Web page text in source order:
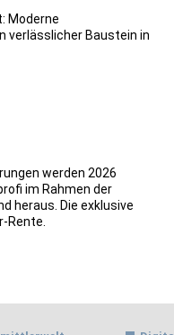
Moderne
verlässlicher Baustein in
werden 2026
im Rahmen der
heraus. Die exklusive
Rente.